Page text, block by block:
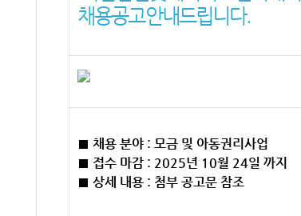
채용공고 안내드립니다.
■ 채용 분야 : 모금 및 아동권리사업
■ 접수 마감 : 2025년 10월 24일 까지
■ 상세 내용 : 첨부 공고문 참조